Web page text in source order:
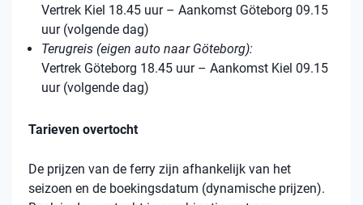
Vertrek Kiel 18.45 uur – Aankomst Göteborg 09.15
uur (volgende dag)
Terugreis (eigen auto naar Göteborg):
Vertrek Göteborg 18.45 uur – Aankomst Kiel 09.15
uur (volgende dag)
Tarieven overtocht
De prijzen van de ferry zijn afhankelijk van het
seizoen en de boekingsdatum (dynamische prijzen).